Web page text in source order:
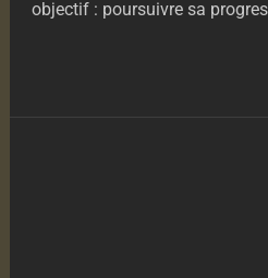
objectif : poursuivre sa